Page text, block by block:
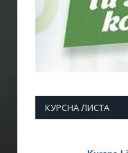
КУРСНА ЛИСТА